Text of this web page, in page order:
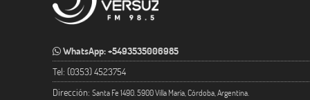
WhatsApp: +5493535006985
Tel: (0353) 4523754
Dirección: Santa Fe 1490. 5900 Villa María, Córdoba, Argentina.